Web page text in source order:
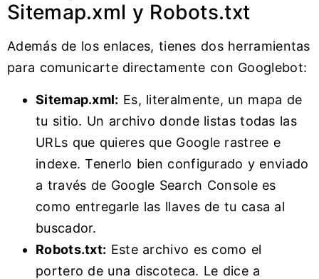
Sitemap.xml y Robots.txt
Además de los enlaces, tienes dos herramientas
para comunicarte directamente con Googlebot:
Sitemap.xml: Es, literalmente, un mapa de
tu sitio. Un archivo donde listas todas las
URLs que quieres que Google rastree e
indexe. Tenerlo bien configurado y enviado
a través de Google Search Console es
como entregarle las llaves de tu casa al
buscador.
Robots.txt: Este archivo es como el
portero de una discoteca. Le dice a